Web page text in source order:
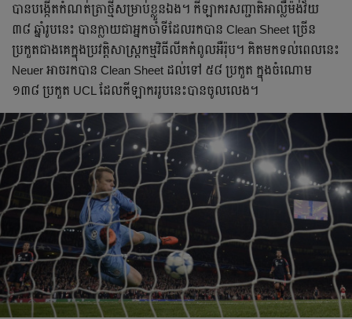
បាន​បង្កើត​កំណត់ត្រា​ថ្មី​សម្រាប់​ខ្លួន​ឯង។ កីឡាករ​សញ្ជាតិ​អាល្លឺម៉ង់​វ័យ
៣៨ ឆ្នាំ​រូប​នេះ បាន​ក្លាយ​ជា​អ្នក​ចាំ​ទី​ដែល​រក​បាន​ Clean Sheet ច្រើន​
ប្រកួត​ជាង​គេ​ក្នុង​ប្រវត្តិសាស្ត្រ​កម្មវិធី​លីគ​កំពូល​អឺរ៉ុប។ គិត​មក​ទល់​ពេល​នេះ
Neuer អាច​រក​បាន​ Clean Sheet ដល់​ទៅ ៥៨ ប្រកួត ក្នុង​ចំណោម​
១៣៨ ប្រកួត UCL ដែល​កីឡាករ​រូប​នេះ​បាន​ចូល​លេង។